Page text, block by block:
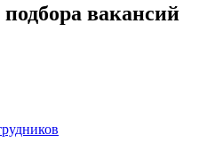
вакансий